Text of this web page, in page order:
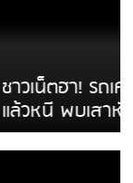
ยร้านโลงศพ
ใช้บริการ